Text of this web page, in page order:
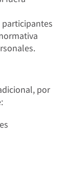
por